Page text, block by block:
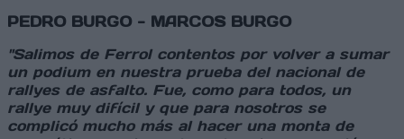
PEDRO BURGO - MARCOS BURGO
"Salimos de Ferrol contentos por volver a sumar
un podium en nuestra prueba del nacional de
rallyes de asfalto. Fue, como para todos, un
rallye muy difícil y que para nosotros se
complicó mucho más al hacer una monta de